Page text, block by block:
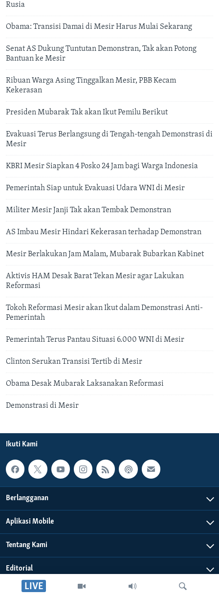
LIVE
Rusia
Obama: Transisi Damai di Mesir Harus Mulai Sekarang
Senat AS Dukung Tuntutan Demonstran, Tak akan Potong
Bantuan ke Mesir
Ribuan Warga Asing Tinggalkan Mesir, PBB Kecam
Kekerasan
Presiden Mubarak Tak akan Ikut Pemilu Berikut
Evakuasi Terus Berlangsung di Tengah-tengah Demonstrasi di
Mesir
KBRI Mesir Siapkan 4 Posko 24 Jam bagi Warga Indonesia
Pemerintah Siap untuk Evakuasi Udara WNI di Mesir
Militer Mesir Janji Tak akan Tembak Demonstran
AS Imbau Mesir Hindari Kekerasan terhadap Demonstran
Mesir Berlakukan Jam Malam, Mubarak Bubarkan Kabinet
Aktivis HAM Desak Barat Tekan Mesir agar Lakukan
Reformasi
Tokoh Reformasi Mesir akan Ikut dalam Demonstrasi Anti-
Pemerintah
Pemerintah Terus Pantau Situasi 6.000 WNI di Mesir
Clinton Serukan Transisi Tertib di Mesir
Obama Desak Mubarak Laksanakan Reformasi
Demonstrasi di Mesir
Ikuti Kami
Berlangganan
Aplikasi Mobile
Tentang Kami
Editorial